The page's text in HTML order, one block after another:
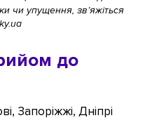
чи упущення, зв’яжіться
до
Запоріжжі, Дніпрі